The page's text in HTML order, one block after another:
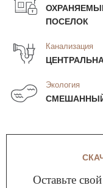
ПОСЕЛОК
Канализация
Экология
Оставьте